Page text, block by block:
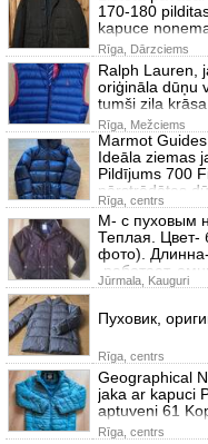
170-180
kapuce
Rīga, Dārzciems
Ralph Lauren,
oriģināla dūņu
tumši zila
Rīga, Mežciems
Marmot
Ideāla ziemas
Pildījums 700
pārstrādātas
Rīga, centrs
М- с пуховым
Теплая. Цвет-
фото).
-работает.
Jūrmala, Kauguri
Пуховик,
Rīga, centrs
Geographical
jaka ar kapuci
aptuveni 61
Rīga, centrs